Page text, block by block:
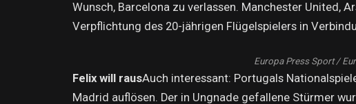
Wunsch, Barcelona zu verlassen. Manchester United,
Verpflichtung des 20-jährigen Flügelspielers in
Europa Press Sport /
Felix will rausAuch interessant: Portugals
Madrid auflösen. Der in Ungnade gefallene Stürmer